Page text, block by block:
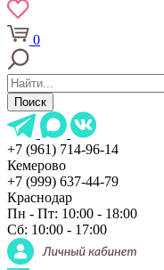
0
Поиск
+7 (961) 714-96-14
Кемерово
+7 (999) 637-44-79
Краснодар
Пн - Пт: 10:00 - 18:00
Сб: 10:00 - 17:00